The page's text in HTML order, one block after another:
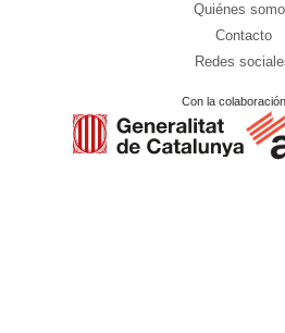
Quiénes
Contacto
Redes
Con la